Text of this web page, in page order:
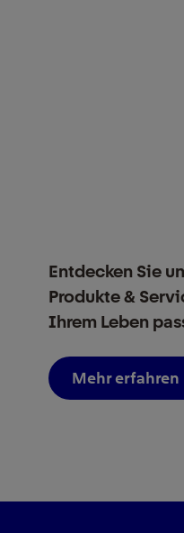
Entdecken Sie
Produkte &
Ihrem Leben
Mehr erfahren